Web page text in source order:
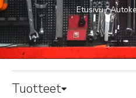
Etusivu/
Tuotteet